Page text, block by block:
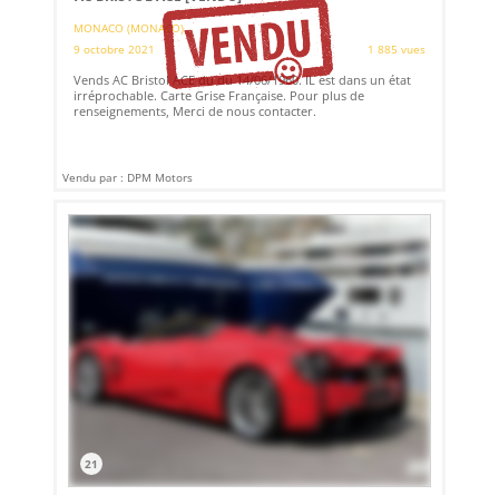
MONACO (MONACO)
9 octobre 2021
1 885 vues
Vends AC Bristol ACE du du 14/06/1960. IL est dans un état
irréprochable. Carte Grise Française. Pour plus de
renseignements, Merci de nous contacter.
Vendu par : DPM Motors
21